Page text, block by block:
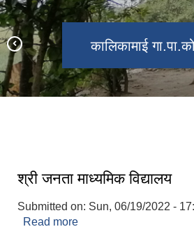
कालिकामाई
कालिकामाई
कालिकामाई
श्री जनता माध्यमिक विद्यालय
Submitted on: Sun, 06/19/2022 -
Read more